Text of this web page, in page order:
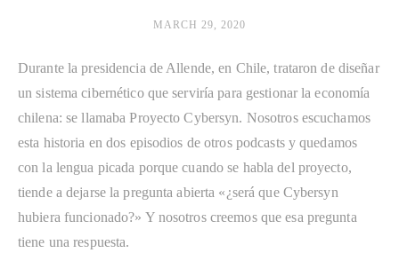
MARCH 29, 2020
Durante la presidencia de Allende, en Chile, trataron de diseñar
un sistema cibernético que serviría para gestionar la economía
chilena: se llamaba Proyecto Cybersyn. Nosotros escuchamos
esta historia en dos episodios de otros podcasts y quedamos
con la lengua picada porque cuando se habla del proyecto,
tiende a dejarse la pregunta abierta «¿será que Cybersyn
hubiera funcionado?» Y nosotros creemos que esa pregunta
tiene una respuesta.